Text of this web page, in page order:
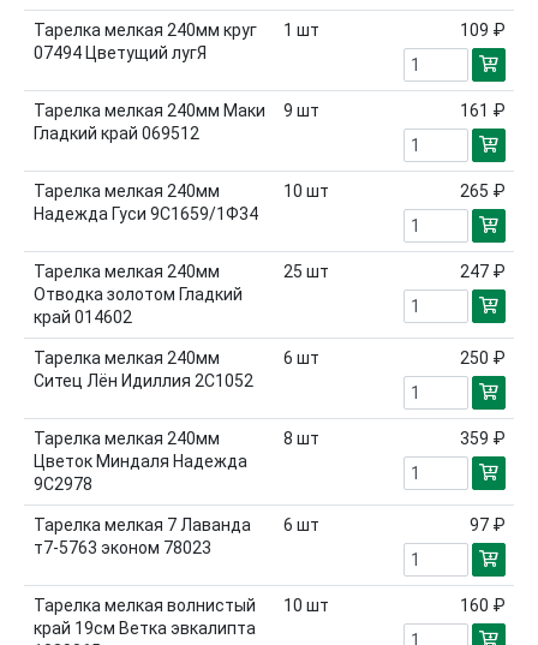
Тарелка мелкая 240мм круг
07494 Цветущий лугЯ
1 шт 109 ₽
Тарелка мелкая 240мм Маки
Гладкий край 069512
9 шт 161 ₽
Тарелка мелкая 240мм
Надежда Гуси 9С1659/1Ф34
10 шт 265 ₽
Тарелка мелкая 240мм
Отводка золотом Гладкий
край 014602
25 шт 247 ₽
Тарелка мелкая 240мм
Ситец Лён Идиллия 2С1052
6 шт 250 ₽
Тарелка мелкая 240мм
Цветок Миндаля Надежда
9С2978
8 шт 359 ₽
Тарелка мелкая 7 Лаванда
т7-5763 эконом 78023
6 шт 97 ₽
Тарелка мелкая волнистый
край 19см Ветка эвкалипта
10 шт 160 ₽